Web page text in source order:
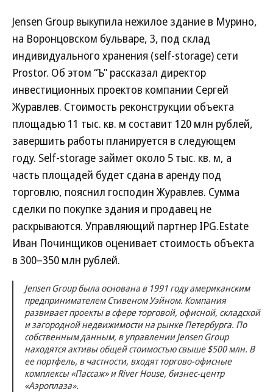
Jensen Group выкупила нежилое здание в Мурино,
на Воронцовском бульваре, 3, под склад
индивидуального хранения (self-storage) сети
Prostor. Об этом “Ъ” рассказал директор
инвестиционных проектов компании Сергей
Журавлев. Стоимость реконструкции объекта
площадью 11 тыс. кв. м составит 120 млн рублей,
завершить работы планируется в следующем
году. Self-storage займет около 5 тыс. кв. м, а
часть площадей будет сдана в аренду под
торговлю, пояснил господин Журавлев. Сумма
сделки по покупке здания и продавец не
раскрываются. Управляющий партнер IPG.Estate
Иван Починщиков оценивает стоимость объекта
в 300–350 млн рублей.
Jensen Group была основана в 1991 году американским
предпринимателем Стивеном Уэйном. Компания
развивает проекты в сфере торговой, офисной, складской
и загородной недвижимости на рынке Петербурга. По
собственным данным, в управлении Jensen Group
находятся активы общей стоимостью свыше $500 млн. В
ее портфель, в частности, входят торгово-офисные
комплексы «Пассаж» и River House, бизнес-центр
«Аэроплаза».